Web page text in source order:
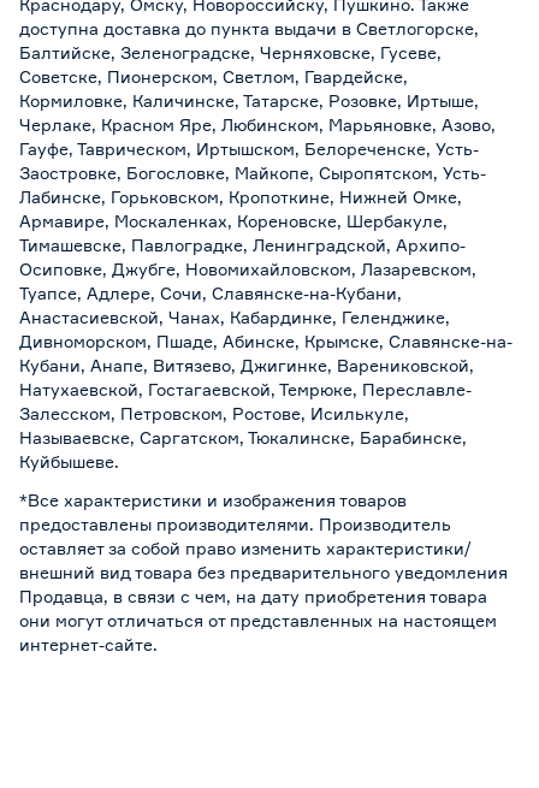
доступна доставка до пункта выдачи в Светлогорске,
Балтийске, Зеленоградске, Черняховске, Гусеве,
Советске, Пионерском, Светлом, Гвардейске,
Кормиловке, Каличинске, Татарске, Розовке, Иртыше,
Черлаке, Красном Яре, Любинском, Марьяновке, Азово,
Гауфе, Таврическом, Иртышском, Белореченске, Усть-
Заостровке, Богословке, Майкопе, Сыропятском, Усть-
Лабинске, Горьковском, Кропоткине, Нижней Омке,
Армавире, Москаленках, Кореновске, Шербакуле,
Тимашевске, Павлоградке, Ленинградской, Архипо-
Осиповке, Джубге, Новомихайловском, Лазаревском,
Туапсе, Адлере, Сочи, Славянске-на-Кубани,
Анастасиевской, Чанах, Кабардинке, Геленджике,
Дивноморском, Пшаде, Абинске, Крымске, Славянске-на-
Кубани, Анапе, Витязево, Джигинке, Варениковской,
Натухаевской, Гостагаевской, Темрюке, Переславле-
Залесском, Петровском, Ростове, Исилькуле,
Называевске, Саргатском, Тюкалинске, Барабинске,
Куйбышеве.
*Все характеристики и изображения товаров
предоставлены производителями. Производитель
оставляет за собой право изменить характеристики/
внешний вид товара без предварительного уведомления
Продавца, в связи с чем, на дату приобретения товара
они могут отличаться от представленных на настоящем
интернет-сайте.